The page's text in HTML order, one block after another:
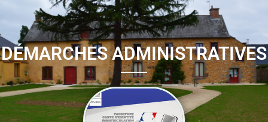
DÉMARCHES ADMINISTRATIVES